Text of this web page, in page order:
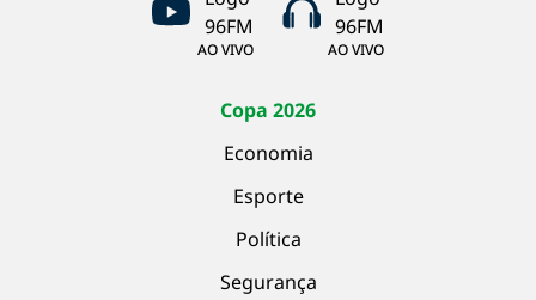
AO VIVO AO VIVO
Copa 2026
Economia
Esporte
Política
Segurança